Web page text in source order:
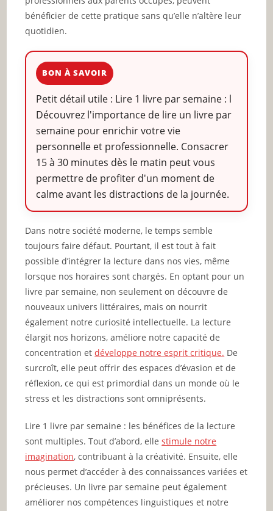
bénéficier de cette pratique sans qu’elle n’altère leur
quotidien.
BON À SAVOIR
Petit détail utile : Lire 1 livre par semaine : l
Découvrez l'importance de lire un livre par
semaine pour enrichir votre vie
personnelle et professionnelle. Consacrer
15 à 30 minutes dès le matin peut vous
permettre de profiter d'un moment de
calme avant les distractions de la journée.
Dans notre société moderne, le temps semble
toujours faire défaut. Pourtant, il est tout à fait
possible d’intégrer la lecture dans nos vies, même
lorsque nos horaires sont chargés. En optant pour un
livre par semaine, non seulement on découvre de
nouveaux univers littéraires, mais on nourrit
également notre curiosité intellectuelle. La lecture
élargit nos horizons, améliore notre capacité de
concentration etdéveloppe notre esprit critique. De
surcroît, elle peut offrir des espaces d’évasion et de
réflexion, ce qui est primordial dans un monde où le
stress et les distractions sont omniprésents.
Lire 1 livre par semaine : les bénéfices de la lecture
sont multiples. Tout d’abord, ellestimule notre
imagination, contribuant à la créativité. Ensuite, elle
nous permet d’accéder à des connaissances variées et
précieuses. Un livre par semaine peut également
améliorer nos compétences linguistiques et notre